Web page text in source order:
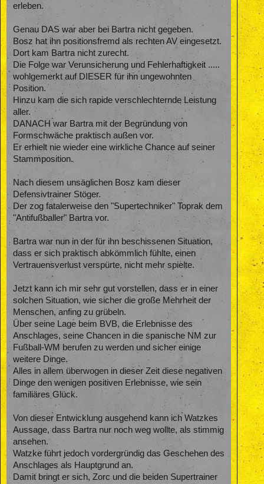
erleben.
Genau DAS war aber bei Bartra nicht gegeben.
Bosz hat ihn positionsfremd als rechten AV eingesetzt.
Dort kam Bartra nicht zurecht.
Die Folge war Verunsicherung und Fehlerhaftigkeit .....
wohlgemerkt auf DIESER für ihn ungewohnten
Position.
Hinzu kam die sich rapide verschlechternde Leistung
aller.
DANACH war Bartra mit der Begründung von
Formschwäche praktisch außen vor.
Er erhielt nie wieder eine wirkliche Chance auf seiner
Stammposition.
Nach diesem unsäglichen Bosz kam dieser
Defensivtrainer Stöger.
Der zog fatalerweise den "Supertechniker" Toprak dem
"Antifußballer" Bartra vor.
Bartra war nun in der für ihn beschissenen Situation,
dass er sich praktisch abkömmlich fühlte, einen
Vertrauensverlust verspürte, nicht mehr spielte.
Jetzt kann ich mir sehr gut vorstellen, dass er in einer
solchen Situation, wie sicher die große Mehrheit der
Menschen, anfing zu grübeln.
Über seine Lage beim BVB, die Erlebnisse des
Anschlages, seine Chancen in die spanische NM zur
Fußball-WM berufen zu werden und sicher einige
weitere Dinge.
Alles in allem überwogen in dieser Zeit diese negativen
Dinge den wenigen positiven Erlebnisse, wie sein
familiäres Glück.
Von dieser Entwicklung ausgehend kann ich Watzkes
Aussage, dass Bartra nur noch weg wollte, als stimmig
ansehen.
Watzke führt jedoch vordergründig das Geschehen des
Anschlages als Hauptgrund an.
Damit bringt er sich, Zorc und die beiden Supertrainer